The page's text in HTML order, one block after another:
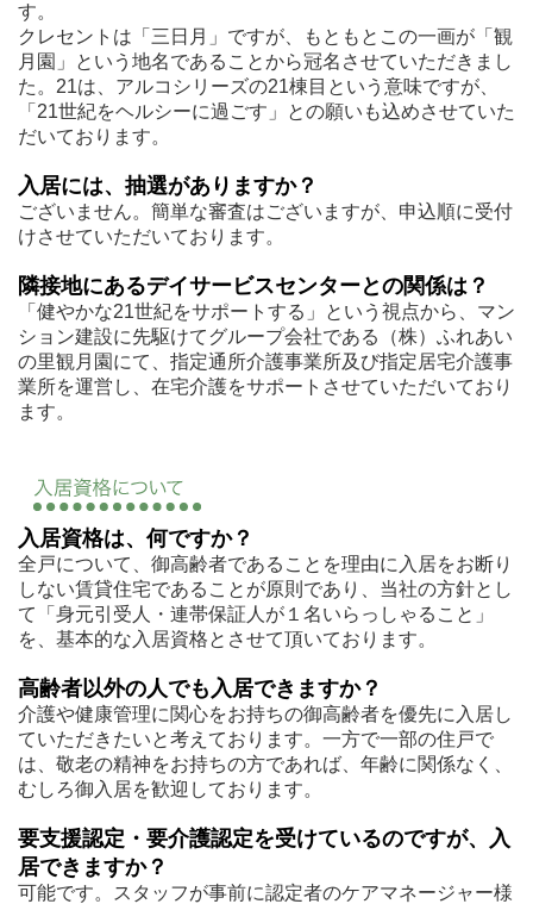
す。
クレセントは「三日月」ですが、もともとこの一画が「観
月園」という地名であることから冠名させていただきまし
た。21は、アルコシリーズの21棟目という意味ですが、
「21世紀をヘルシーに過ごす」との願いも込めさせていた
だいております。
入居には、抽選がありますか？
ございません。簡単な審査はございますが、申込順に受付
けさせていただいております。
隣接地にあるデイサービスセンターとの関係は？
「健やかな21世紀をサポートする」という視点から、マン
ション建設に先駆けてグループ会社である（株）ふれあい
の里観月園にて、指定通所介護事業所及び指定居宅介護事
業所を運営し、在宅介護をサポートさせていただいており
ます。
入居資格は、何ですか？
全戸について、御高齢者であることを理由に入居をお断り
しない賃貸住宅であることが原則であり、当社の方針とし
て「身元引受人・連帯保証人が１名いらっしゃること」
を、基本的な入居資格とさせて頂いております。
高齢者以外の人でも入居できますか？
介護や健康管理に関心をお持ちの御高齢者を優先に入居し
ていただきたいと考えております。一方で一部の住戸で
は、敬老の精神をお持ちの方であれば、年齢に関係なく、
むしろ御入居を歓迎しております。
要支援認定・要介護認定を受けているのですが、入
居できますか？
可能です。スタッフが事前に認定者のケアマネージャー様